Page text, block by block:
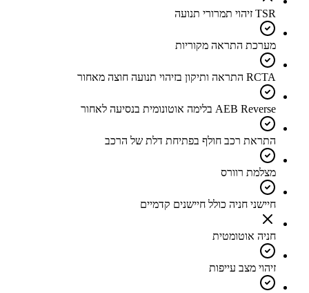
TSR זיהוי תמרורי תנועה
מערכת התראה מקוריות
RCTA התראה ותיקון בזיהוי תנועה חוצה מאחור
AEB Reverse בלימה אוטונומית בנסיעה לאחור
התראת רכב חולף בפתיחת דלת של הרכב
מצלמת רוורס
חיישני חניה כולל חיישנים קדמיים
חניה אוטומטית
זיהוי מצב עייפות